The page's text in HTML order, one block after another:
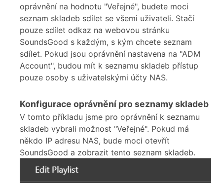
oprávnění na hodnotu "Veřejné", budete moci
seznam skladeb sdílet se všemi uživateli. Stačí
pouze sdílet odkaz na webovou stránku
SoundsGood s každým, s kým chcete seznam
sdílet. Pokud jsou oprávnění nastavena na "ADM
Account", budou mít k seznamu skladeb přístup
pouze osoby s uživatelskými účty NAS.
Konfigurace oprávnění pro seznamy skladeb
V tomto příkladu jsme pro oprávnění k seznamu
skladeb vybrali možnost "Veřejné". Pokud má
někdo IP adresu NAS, bude moci otevřít
SoundsGood a zobrazit tento seznam skladeb.